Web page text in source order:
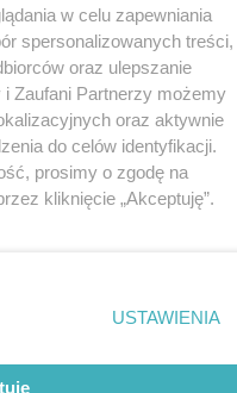
w celu zapewniania
spersonalizowanych treści,
oraz ulepszanie
i Zaufani Partnerzy możemy
oraz aktywnie
do celów identyfikacji.
prosimy o zgodę na
kliknięcie „Akceptuję”.
ale masz prawo sprzeciwić
będą miały
USTAWIENIA